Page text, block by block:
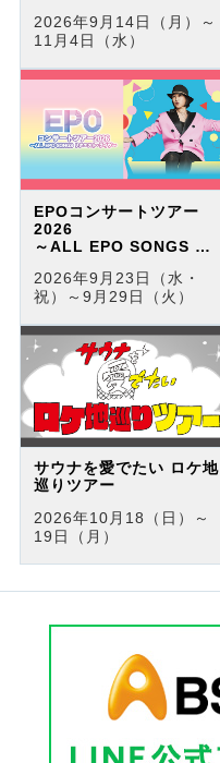
2026年9月14日（月）～
11月4日（水）
EPOコンサートツアー
2026
～ALL EPO SONGS リ
2026年9月23日（水・
祝）～9月29日（火）
サウナを愛でたい ロケ地
巡りツアー
2026年10月18（日）～
19日（月）